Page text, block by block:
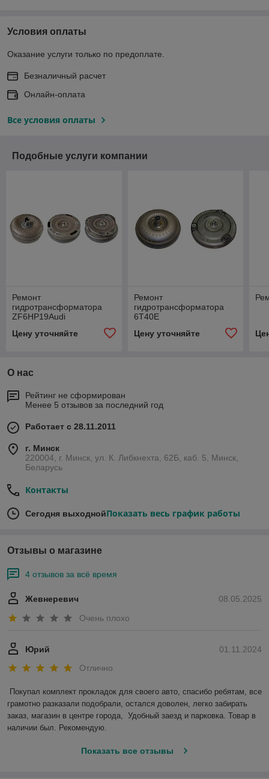
Условия оплаты
Оказание услуги только по предоплате.
Безналичный расчет
Онлайн-оплата
Все условия оплаты
Подобные услуги компании
Ремонт
гидротрансформатора
ZF6НР19Audi
Цену уточняйте
Ремонт
гидротрансформатора
6T40E
Цену уточняйте
О нас
Рейтинг не сформирован
Менее 5 отзывов за последний год
Работает с 28.11.2011
г. Минск
220004, г. Минск, ул. К. Либкнехта, 62Б, каб. 5, Минск,
Беларусь
Контакты
Сегодня выходнойПоказать весь график работы
Отзывы о магазине
4 отзывов за всё время
08.05.2025
Жевнеревич
Очень плохо
01.11.2024
Юрий
Отлично
Покупал комплект прокладок для своего авто, спасибо ребятам, все
грамотно разказали подобрали, остался доволен, легко забирать
заказ, магазин в центре города,  Удобный заезд и парковка. Товар в
наличии был. Рекомендую.
Показать все отзывы